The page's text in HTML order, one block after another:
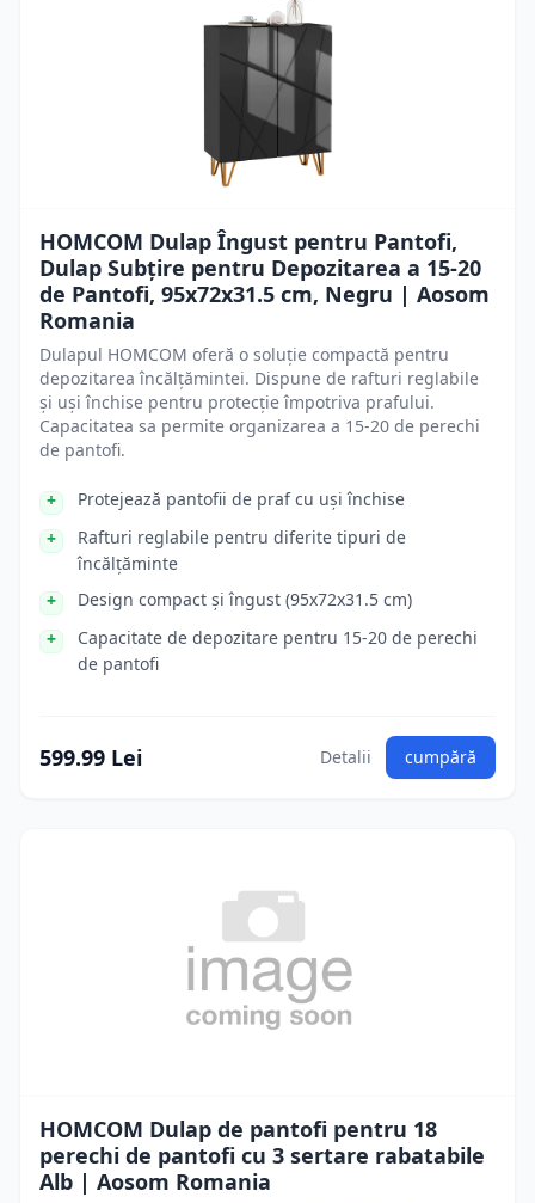
HOMCOM Dulap Îngust pentru Pantofi,
Dulap Subțire pentru Depozitarea a 15-20
de Pantofi, 95x72x31.5 cm, Negru | Aosom
Romania
Dulapul HOMCOM oferă o soluție compactă pentru
depozitarea încălțămintei. Dispune de rafturi reglabile
și uși închise pentru protecție împotriva prafului.
Capacitatea sa permite organizarea a 15-20 de perechi
de pantofi.
Protejează pantofii de praf cu uși închise
Rafturi reglabile pentru diferite tipuri de
încălțăminte
Design compact și îngust (95x72x31.5 cm)
Capacitate de depozitare pentru 15-20 de perechi
de pantofi
599.99 Lei Detalii cumpără
HOMCOM Dulap de pantofi pentru 18
perechi de pantofi cu 3 sertare rabatabile
Alb | Aosom Romania